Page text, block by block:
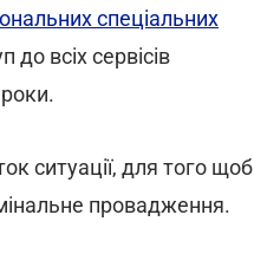
спеціальних
до всіх сервісів
ситуації, для того щоб
провадження.